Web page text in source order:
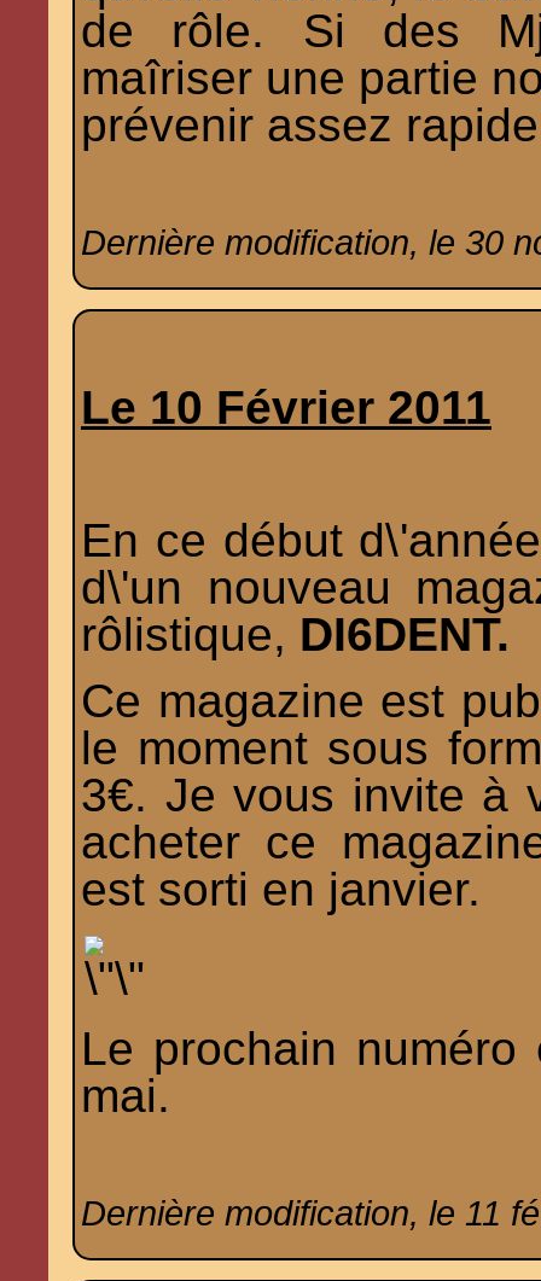
de rôle. Si des
maîriser une partie
prévenir assez
Dernière modification, le 30
Le 10 Février 2011
En ce début
d\'un nouveau
rôlistique, DI6DENT.
Ce magazine est
le moment sous
3€. Je vous invite à
acheter ce
est sorti en janvier.
Le prochain
mai.
Dernière modification, le 11